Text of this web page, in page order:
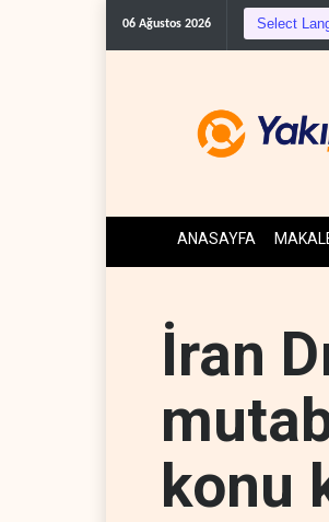
06 Ağustos 2026
ANASAYFA
İran
konu